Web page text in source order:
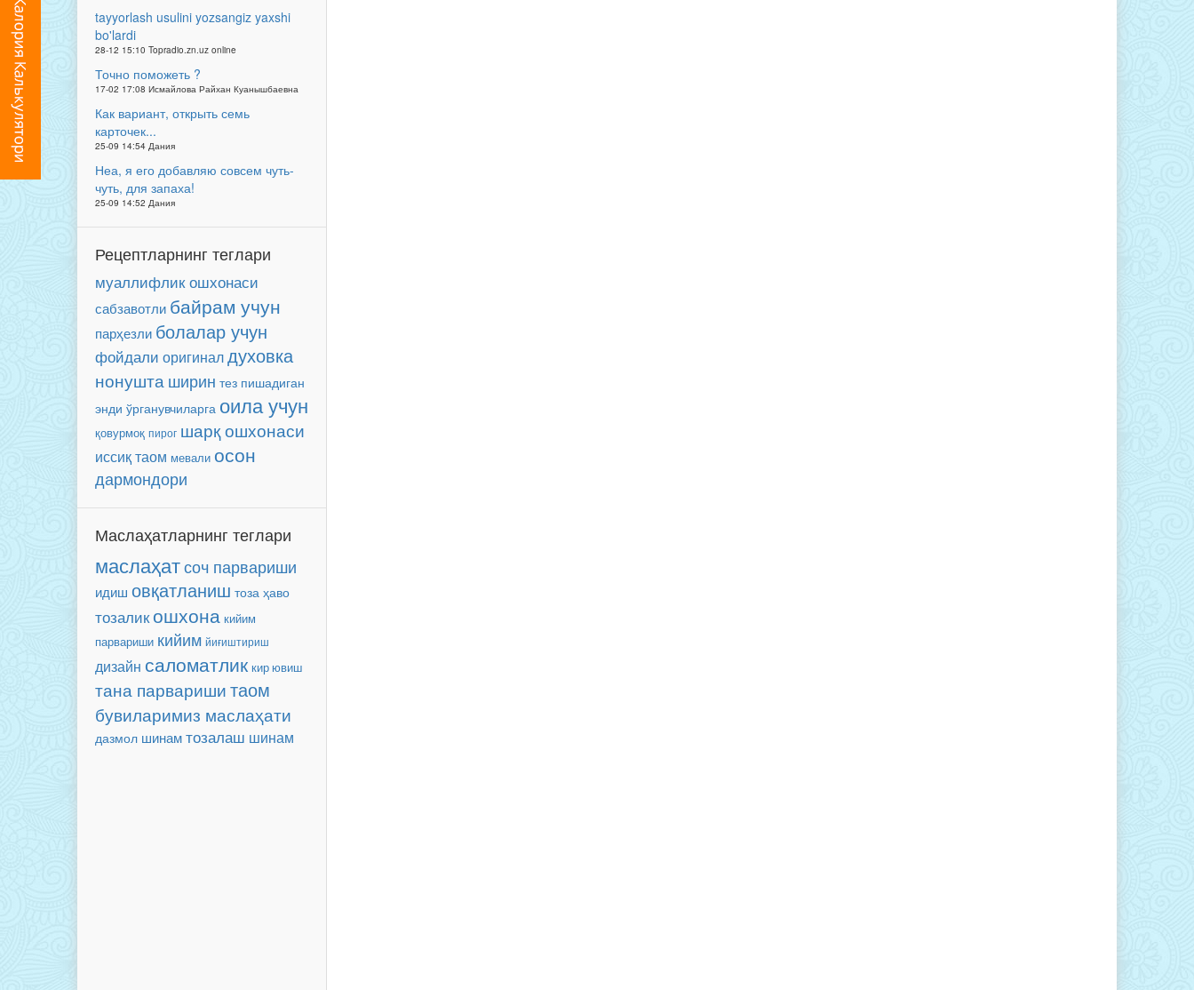
tayyorlash usulini yozsangiz yaxshi
bo'lardi
28-12 15:10 Topradio.zn.uz online
Точно поможеть ?
17-02 17:08 Исмайлова Райхан Куанышбаевна
Как вариант, открыть семь
карточек...
25-09 14:54 Дания
Неа, я его добавляю совсем чуть-
чуть, для запаха!
25-09 14:52 Дания
Рецептларнинг теглари
муаллифлик ошхонаси
сабзавотли байрам учун
парҳезли болалар учун
фойдали оригиналдуховка
нонушта ширин тез пишадиган
энди ўрганувчиларга оила учун
қовурмоқ пирог шарқ ошхонаси
иссиқ таом мевали осон
дармондори
Маслаҳатларнинг теглари
маслаҳатсоч парвариши
идиш овқатланиш тоза ҳаво
тозалик ошхона кийим
парвариши кийим йиғиштириш
дизайн саломатлик кир ювиш
тана парваришитаом
бувиларимиз маслаҳати
дазмол шинамтозалаш шинам